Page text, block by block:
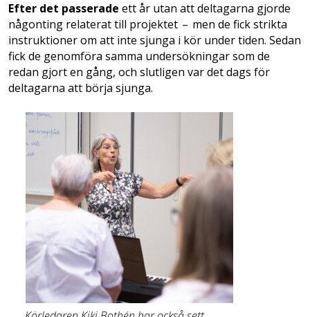
Efter det passerade ett år utan att deltagarna gjorde
någonting relaterat till projektet – men de fick strikta
instruktioner om att inte sjunga i kör under tiden. Sedan
fick de genomföra samma undersökningar som de
redan gjort en gång, och slutligen var det dags för
deltagarna att börja sjunga.